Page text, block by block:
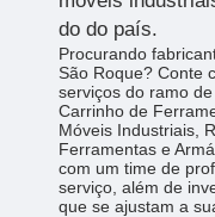
do do país.
Procurando
São Roque? Conte
serviços do ramo
Carrinho de
Móveis Industriais,
Ferramentas e
com um time de
serviço, além de
que se ajustam a